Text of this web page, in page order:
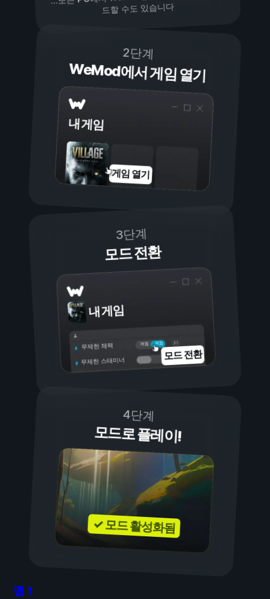
드할 수도 있습니다
2단계
WeMod에서 게임 열기
내 게임
게임 열기
3단계
모드 전환
내 게임
켜짐
꺼짐
무제한 체력
무제한 스태미너 모드 전환
4단계
모드로 플레이!
✓ 모드 활성화됨
맵 1